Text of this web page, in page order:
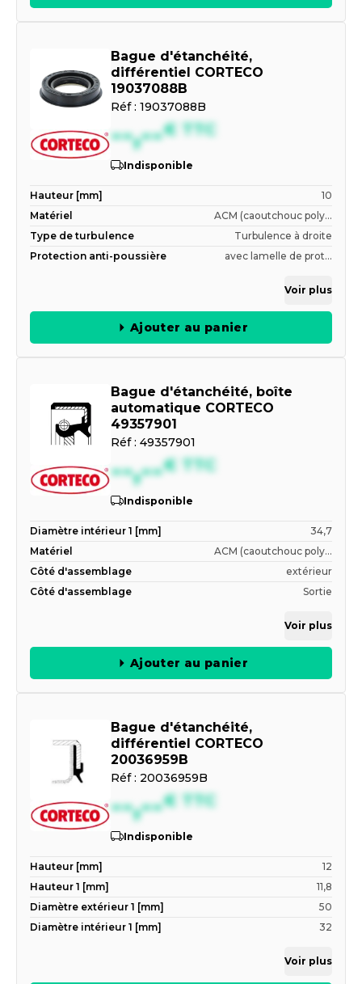
Bague d'étanchéité,
différentiel CORTECO
19037088B
Réf : 19037088B
--,--€ TTC
Indisponible
Hauteur [mm]
10
Matériel
ACM (caoutchouc poly...
Type de turbulence
Turbulence à droite
Protection anti-poussière
avec lamelle de prot...
Voir plus
Ajouter au panier
Bague d'étanchéité, boîte
automatique CORTECO
49357901
Réf : 49357901
--,--€ TTC
Indisponible
Diamètre intérieur 1 [mm]
34,7
Matériel
ACM (caoutchouc poly...
Côté d'assemblage
extérieur
Côté d'assemblage
Sortie
Voir plus
Ajouter au panier
Bague d'étanchéité,
différentiel CORTECO
20036959B
Réf : 20036959B
--,--€ TTC
Indisponible
Hauteur [mm]
12
Hauteur 1 [mm]
11,8
Diamètre extérieur 1 [mm]
50
Diamètre intérieur 1 [mm]
32
Voir plus